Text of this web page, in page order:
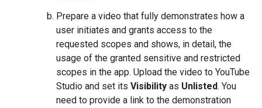
Prepare a video that fully demonstrates how a
user initiates and grants access to the
requested scopes and shows, in detail, the
usage of the granted sensitive and restricted
scopes in the app. Upload the video to YouTube
Studio and set its Visibility as Unlisted. You
need to provide a link to the demonstration